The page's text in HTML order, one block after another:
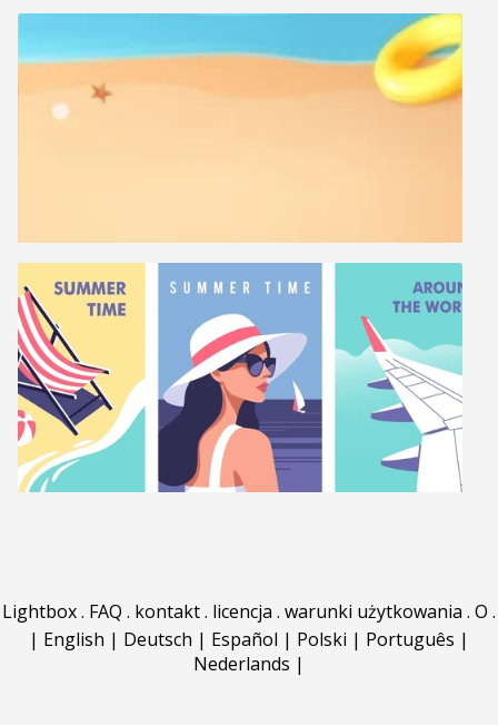
Lightbox. FAQ . kontakt. licencja . warunki użytkowania . O .
| English | Deutsch | Español | Polski | Português |
Nederlands |